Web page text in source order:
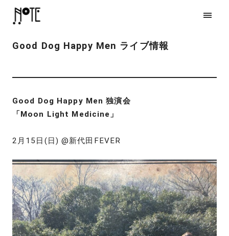
Good Dog Happy Men ライブ情報
Good Dog Happy Men 独演会
「Moon Light Medicine」
2月15日(日) @新代田FEVER